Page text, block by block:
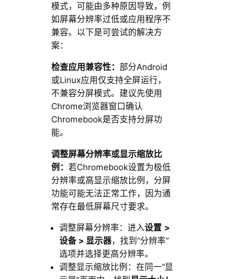
模式，可能由多种原因导致，例
如屏幕分辨率过低或应用程序不
兼容。以下是可尝试的解决方
案：
检查应用兼容性： 部分Android
或Linux应用仅支持全屏运行，
不兼容分屏模式。建议先使用
Chrome浏览器窗口确认
Chromebook是否支持分屏功
能。
调整屏幕分辨率或显示缩放比
例： 若Chromebook设置为极低
分辨率或高显示缩放比例，分屏
功能可能无法正常工作，因为通
常存在最低屏幕尺寸要求。
调整屏幕分辨率：进入设置 >
设备 > 显示器，找到“分辨率”
选项并选择更高分辨率。
调整显示缩放比例：在同一“显